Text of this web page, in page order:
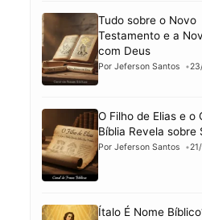
Tudo sobre o Novo
Testamento e a
com Deus
Por Jeferson Santos
O Filho de Elias e o
Bíblia Revela sobre
Por Jeferson Santos
Ítalo É Nome